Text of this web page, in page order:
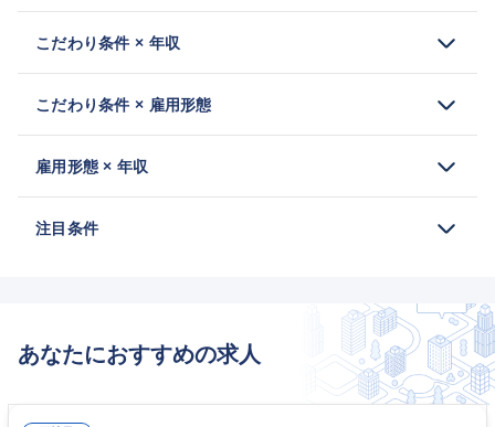
こだわり条件 × 年収
こだわり条件 × 雇用形態
雇用形態 × 年収
注目条件
あなたにおすすめの求人